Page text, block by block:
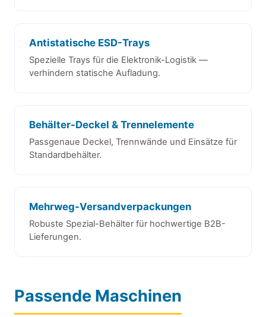
Antistatische ESD-Trays
Spezielle Trays für die Elektronik-Logistik —
verhindern statische Aufladung.
Behälter-Deckel & Trennelemente
Passgenaue Deckel, Trennwände und Einsätze für
Standardbehälter.
Mehrweg-Versandverpackungen
Robuste Spezial-Behälter für hochwertige B2B-
Lieferungen.
Passende Maschinen